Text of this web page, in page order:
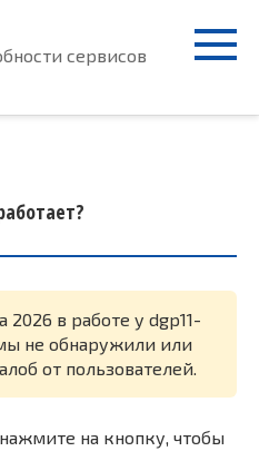
сервисов
2026 в работе у dgp11-
не обнаружили или
от пользователей.
на кнопку, чтобы